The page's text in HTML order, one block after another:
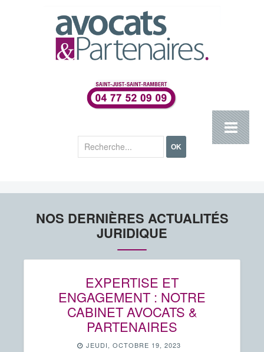
OK
NOS DERNIÈRES ACTUALITÉS
JURIDIQUE
EXPERTISE ET
ENGAGEMENT : NOTRE
CABINET AVOCATS &
PARTENAIRES
JEUDI, OCTOBRE 19, 2023